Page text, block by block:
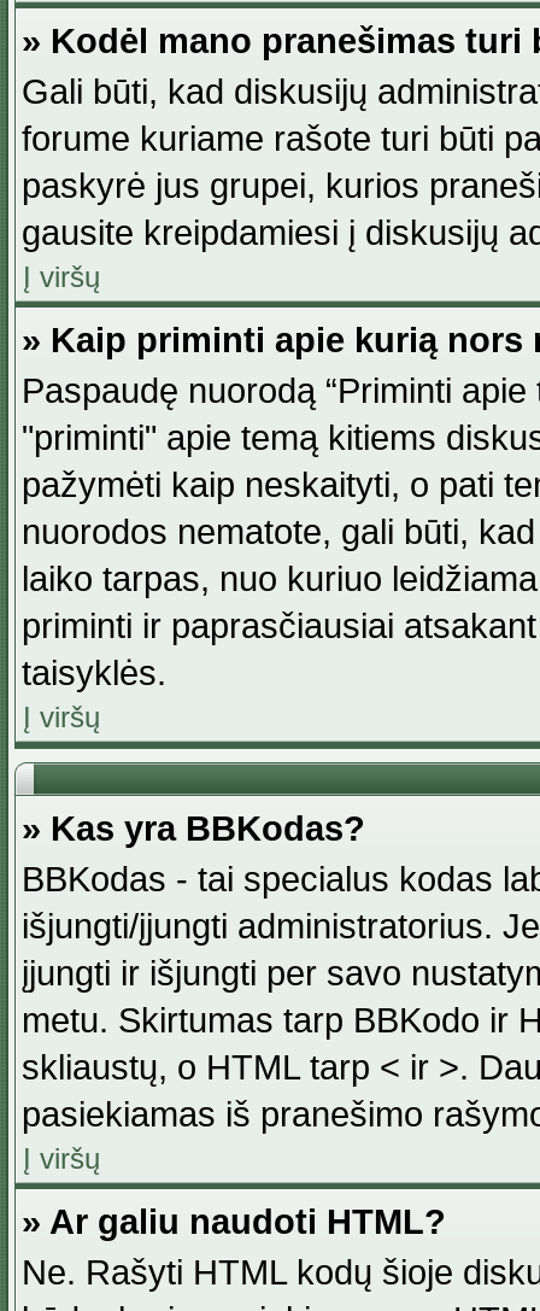
» Kodėl mano pranešimas
Gali būti, kad diskusijų
forume kuriame rašote turi būti
paskyrė jus grupei, kurios
gausite kreipdamiesi į diskusijų
Į viršų
» Kaip priminti apie kurią nors
Paspaudę nuorodą “Priminti
"priminti" apie temą kitiems
pažymėti kaip neskaityti, o pati
nuorodos nematote, gali būti,
laiko tarpas, nuo kuriuo
priminti ir paprasčiausiai
taisyklės.
Į viršų
» Kas yra BBKodas?
BBKodas - tai specialus kodas
išjungti/įjungti administratorius.
įjungti ir išjungti per savo
metu. Skirtumas tarp BBKodo ir
skliaustų, o HTML tarp < ir >.
pasiekiamas iš pranešimo
Į viršų
» Ar galiu naudoti HTML?
Ne. Rašyti HTML kodų šioje